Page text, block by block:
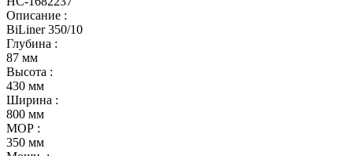
Описание :
BiLiner 350/10
Глубина :
87 мм
Высота :
430 мм
Ширина :
800 мм
МОР :
350 мм